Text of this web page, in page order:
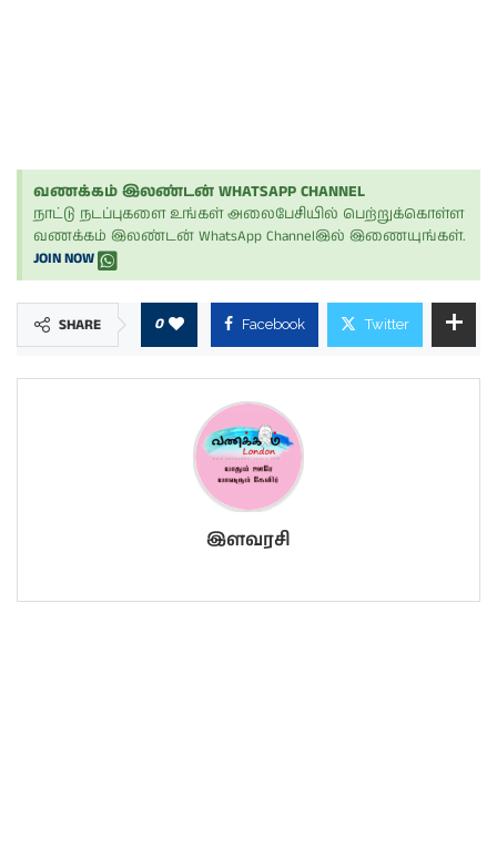
வணக்கம் இலண்டன் WHATSAPP CHANNEL
நாட்டு நடப்புகளை உங்கள் அலைபேசியில் பெற்றுக்கொள்ள
வணக்கம் இலண்டன் WhatsApp Channelஇல் இணையுங்கள்.
JOIN NOW
SHARE 0 Facebook Twitter
இளவரசி